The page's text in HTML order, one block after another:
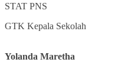
STAT PNS
GTK Kepala Sekolah
Yolanda Maretha